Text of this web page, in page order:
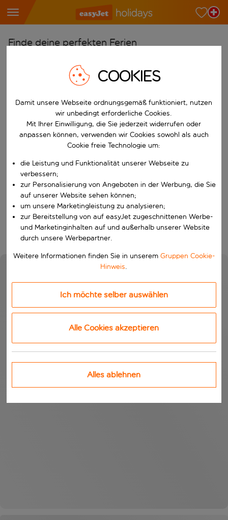
Finde deine perfekten Ferien
Wähle deine Flughäfen
Beginne mit der Eingabe für die automatische
Reiseziele finden
Nach
W&auml;hle ein Ab- und R&uuml;ckflugdatum aus.
Wähle deine Reisedaten
Wann
Wer
Suchen
COOKIES
Damit unsere Webseite ordnungsgemäß funktioniert, nutzen
wir unbedingt erforderliche Cookies.
Mit Ihrer Einwilligung, die Sie jederzeit widerrufen oder
anpassen können, verwenden wir Cookies sowohl als auch
Cookie freie Technologie um:
die Leistung und Funktionalität unserer Webseite zu
verbessern;
zur Personalisierung von Angeboten in der Werbung, die Sie
auf unserer Website sehen können;
um unsere Marketingleistung zu analysieren;
zur Bereitstellung von auf easyJet zugeschnittenen Werbe-
und Marketinginhalten auf und außerhalb unserer Website
durch unsere Werbepartner.
Weitere Informationen finden Sie in unserem Gruppen Cookie-
Hinweis.
Ich möchte selber auswählen
Alle Cookies akzeptieren
Alles ablehnen